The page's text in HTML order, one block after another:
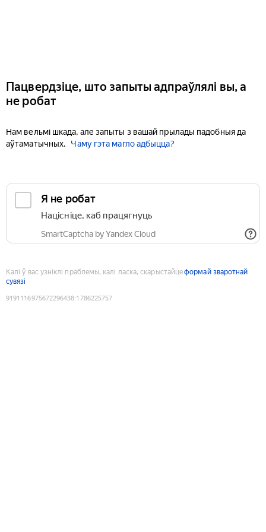
Пацвердзіце, што запыты адпраўлялі вы, а
не робат
Нам вельмі шкада, але запыты з вашай прылады падобныя да
аўтаматычных.
Чаму гэта магло адбыцца?
Я не робат
Націсніце, каб працягнуць
SmartCaptcha by Yandex Cloud
Калі ў вас узніклі праблемы, калі ласка, скарыстайцеформай зваротнай
сувязі
9191116975672296438:1786225757